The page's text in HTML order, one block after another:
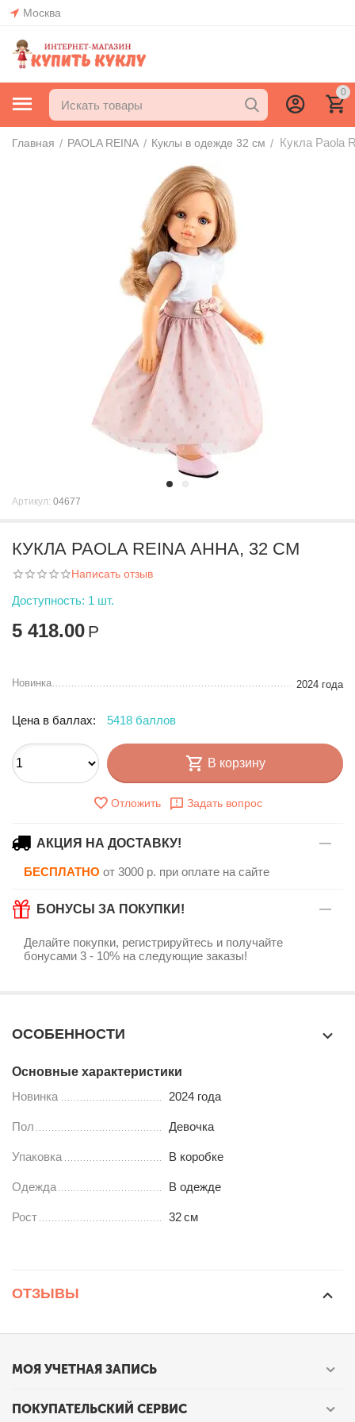
Москва
0
Главная / PAOLA REINA / Куклы в одежде 32 см / Кукла Paola
Артикул: 04677
КУКЛА PAOLA REINA АННА, 32 СМ
Написать отзыв
Доступность: 1 шт.
5 418.00 Р
Новинка 2024 года
Цена в баллах: 5418 баллов
В корзину
Отложить Задать вопрос
АКЦИЯ НА ДОСТАВКУ!
БЕСПЛАТНО от 3000 р. при оплате на сайте
БОНУСЫ ЗА ПОКУПКИ!
Делайте покупки, регистрируйтесь и получайте
бонусами 3 - 10% на следующие заказы!
ОСОБЕННОСТИ
Основные характеристики
Новинка
2024 года
Пол Девочка
Упаковка В коробке
Одежда В одежде
Рост 32см
ОТЗЫВЫ
МОЯ УЧЕТНАЯ ЗАПИСЬ
ПОКУПАТЕЛЬСКИЙ СЕРВИС